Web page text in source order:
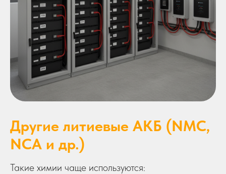
Другие литиевые АКБ (NMC,
NCA и др.)
Такие химии чаще используются: